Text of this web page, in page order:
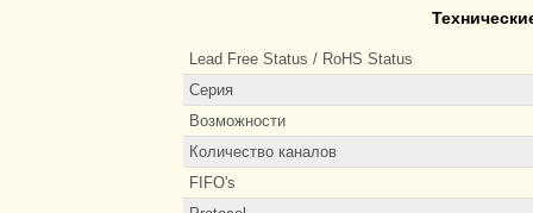
Lead Free Status / RoHS Status
Серия
Возможности
Количество каналов
FIFO's